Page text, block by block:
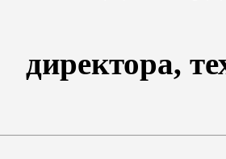
директора,